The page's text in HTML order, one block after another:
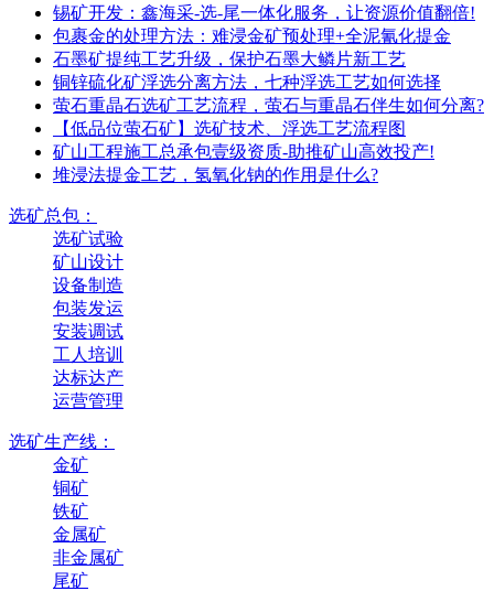
锡矿开发：鑫海采-选-尾一体化服务，让资源价值翻倍!
包裹金的处理方法：难浸金矿预处理+全泥氰化提金
石墨矿提纯工艺升级，保护石墨大鳞片新工艺
铜锌硫化矿浮选分离方法，七种浮选工艺如何选择
萤石重晶石选矿工艺流程，萤石与重晶石伴生如何分离?
【低品位萤石矿】选矿技术、浮选工艺流程图
矿山工程施工总承包壹级资质-助推矿山高效投产!
堆浸法提金工艺，氢氧化钠的作用是什么?
选矿总包：
选矿试验
矿山设计
设备制造
包装发运
安装调试
工人培训
达标达产
运营管理
选矿生产线：
金矿
铜矿
铁矿
金属矿
非金属矿
尾矿